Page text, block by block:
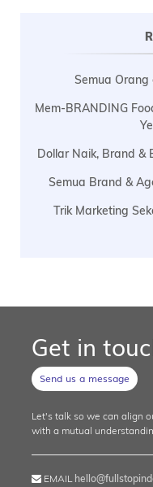
Semua Orang
Mem-BRANDING
Dollar Naik, Brand &
Semua Brand &
Trik Marketing
Get in
Send us a message
Let's talk so we can align
with a mutual
EMAIL